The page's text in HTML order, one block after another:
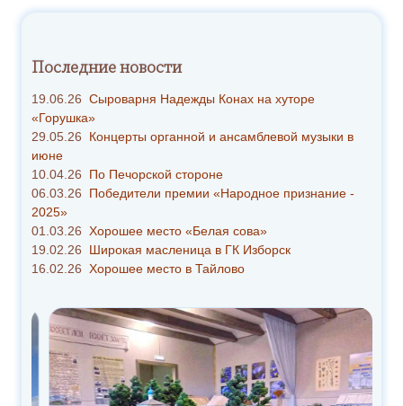
Последние новости
19.06.26 Сыроварня Надежды Конах на хуторе
«Горушка»
29.05.26 Концерты органной и ансамблевой музыки в
июне
10.04.26 По Печорской стороне
06.03.26 Победители премии «Народное признание -
2025»
01.03.26 Хорошее место «Белая сова»
19.02.26 Широкая масленица в ГК Изборск
16.02.26 Хорошее место в Тайлово